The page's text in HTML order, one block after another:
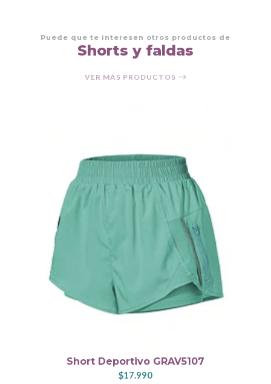
Puede que te interesen otros productos de
Shorts y faldas
VER MÁS PRODUCTOS
Short Deportivo GRAV5107
$17.990